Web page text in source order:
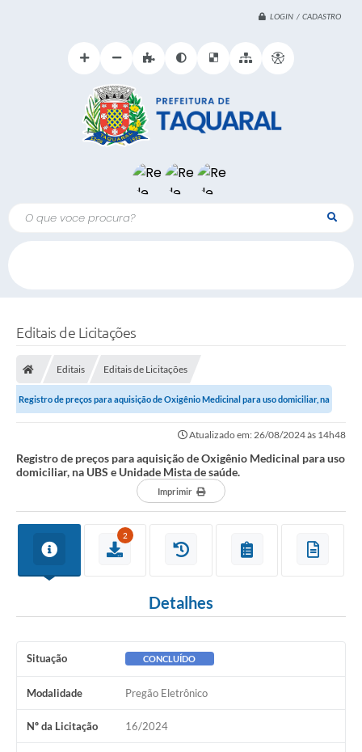
LOGIN / CADASTRO
O que voce procura?
Editais de Licitações
Editais Editais de Licitações
Registro de preços para aquisição de Oxigênio Medicinal para uso domiciliar, na
Atualizado em: 26/08/2024 às 14h48
Registro de preços para aquisição de Oxigênio Medicinal para uso
domiciliar, na UBS e Unidade Mista de saúde.
Imprimir
2
Detalhes
Situação CONCLUÍDO
Modalidade Pregão Eletrônico
Nº da Licitação 16/2024